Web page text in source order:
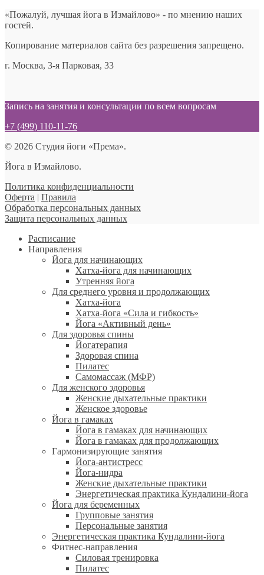
«Пожалуй, лучшая йога в Измайлово» - по мнению наших
гостей.
Копирование материалов сайта без разрешения запрещено.
г. Москва, 3-я Парковая, 33
Запись на занятия и консультации по всем вопросам
+7 (499) 110-11-76
© 2026 Студия йоги «Према».
Йога в Измайлово.
Политика конфиденциальности
Оферта | Правила
Обработка персональных данных
Защита персональных данных
Расписание
Направления
Йога для начинающих
Хатха-йога для начинающих
Утренняя йога
Для среднего уровня и продолжающих
Хатха-йога
Хатха-йога «Сила и гибкость»
Йога «Активный день»
Для здоровья спины
Йогатерапия
Здоровая спина
Пилатес
Самомассаж (МФР)
Для женского здоровья
Женские дыхательные практики
Женское здоровье
Йога в гамаках
Йога в гамаках для начинающих
Йога в гамаках для продолжающих
Гармонизирующие занятия
Йога-антистресс
Йога-нидра
Женские дыхательные практики
Энергетическая практика Кундалини-йога
Йога для беременных
Групповые занятия
Персональные занятия
Энергетическая практика Кундалини-йога
Фитнес-направления
Силовая тренировка
Пилатес